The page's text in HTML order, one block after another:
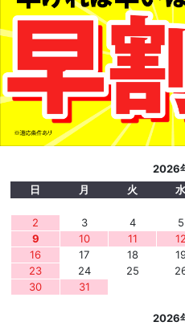
2026
日
月 火 水
2
3 4 5
9
10 11 12
16
17 18
23
24 25
30
31
2026